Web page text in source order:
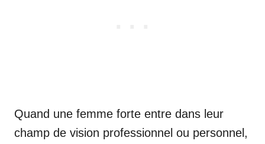
Quand une femme forte entre dans leur
champ de vision professionnel ou personnel,